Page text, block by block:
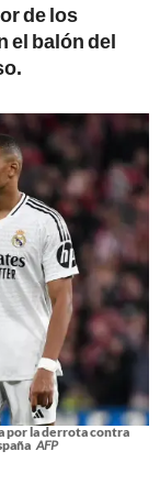
de los
el balón del
por la derrota contra
AFP